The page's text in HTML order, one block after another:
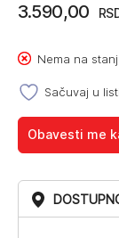
3.590,00
Nema na
Sačuvaj u
Obavesti me